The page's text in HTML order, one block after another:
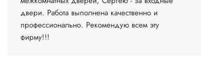
двери. Работа выполнена качественно и
профессионально. Рекомендую всем эту
фирму!!!